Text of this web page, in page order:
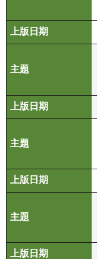
站
導
R
S
站
料
開
宣